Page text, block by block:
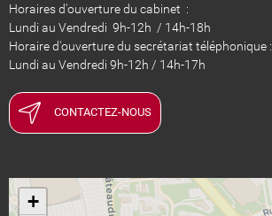
Horaires d'ouverture du cabinet :
Lundi au Vendredi 9h-12h / 14h-18h
Horaire d'ouverture du secrétariat téléphonique :
Lundi au Vendredi 9h-12h / 14h-17h
CONTACTEZ-NOUS
+